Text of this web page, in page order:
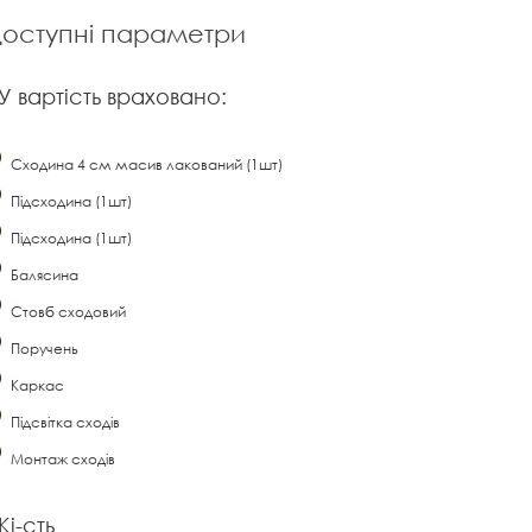
параметри
вартість враховано:
Сходина 4 см масив лакований (1шт)
Підсходина (1шт)
Підсходина (1шт)
Балясина
Стовб сходовий
Поручень
Каркас
Підсвітка сходів
Монтаж сходів
сть